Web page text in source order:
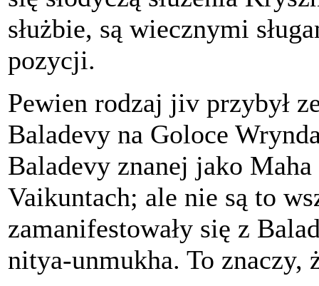
służbie, są wiecznymi
pozycji.
Pewien rodzaj jiv przybył
Baladevy na Goloce
Baladevy znanej jako Maha
Vaikuntach; ale nie są to
zamanifestowały się z
nitya-unmukha. To znaczy,